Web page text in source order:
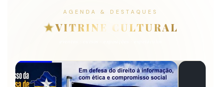
AGENDA & DESTAQUES
VITRINE CULTURAL